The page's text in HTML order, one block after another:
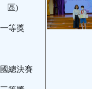
區)
一等獎
總決賽